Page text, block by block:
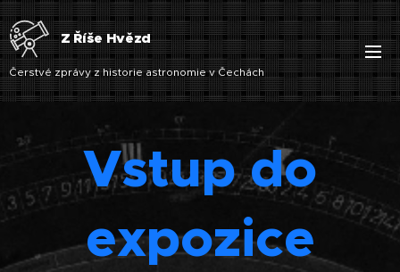
Z Říše Hvězd
Čerstvé zprávy z historie astronomie v Čechách
Vstup do
expozice